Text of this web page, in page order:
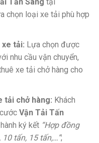
Tấn Sang tại
chọn loại xe tải phù hợp
xe tải: Lựa chọn được
nhu cầu vận chuyển,
xe tải chở hàng cho
tải chở hàng: Khách
Vận Tải Tấn
ký kết “Hợp đồng
tấn, 15 tấn,…”;